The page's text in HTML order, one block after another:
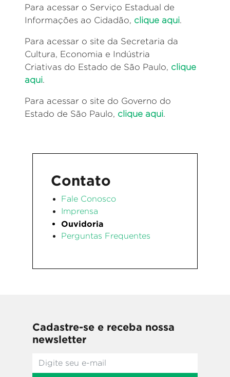
Para acessar o Serviço Estadual de
Informações ao Cidadão, clique aqui.
Para acessar o site da Secretaria da
Cultura, Economia e Indústria
Criativas do Estado de São Paulo, clique
aqui.
Para acessar o site do Governo do
Estado de São Paulo, clique aqui.
Contato
Fale Conosco
Imprensa
Ouvidoria
Perguntas Frequentes
Cadastre-se e receba nossa
newsletter